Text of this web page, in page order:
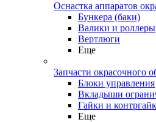
Оснастка аппаратов
Бункера (баки)
Валики и роллеры
Вертлюги
Еще
Запчасти окрасочного
Блоки управления
Вкладыши
Гайки и
Еще